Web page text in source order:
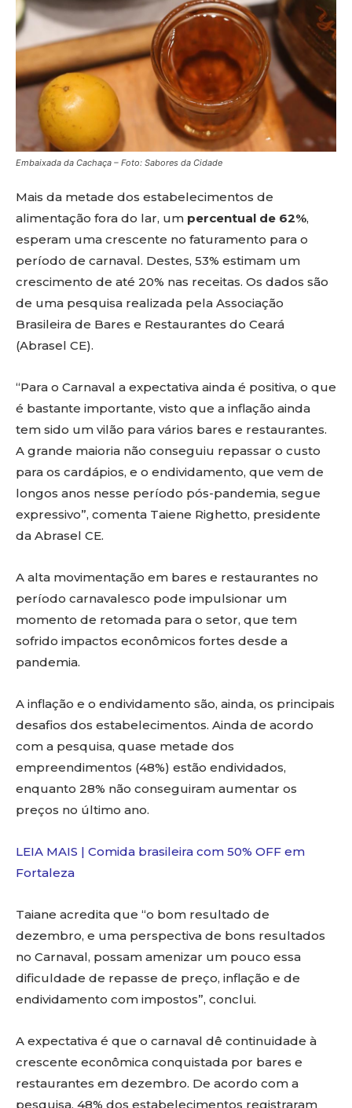
Embaixada da Cachaça – Foto: Sabores da Cidade
Mais da metade dos estabelecimentos de
alimentação fora do lar, um percentual de 62%,
esperam uma crescente no faturamento para o
período de carnaval. Destes, 53% estimam um
crescimento de até 20% nas receitas. Os dados são
de uma pesquisa realizada pela Associação
Brasileira de Bares e Restaurantes do Ceará
(Abrasel CE).
“Para o Carnaval a expectativa ainda é positiva, o que
é bastante importante, visto que a inflação ainda
tem sido um vilão para vários bares e restaurantes.
A grande maioria não conseguiu repassar o custo
para os cardápios, e o endividamento, que vem de
longos anos nesse período pós-pandemia, segue
expressivo”, comenta Taiene Righetto, presidente
da Abrasel CE.
A alta movimentação em bares e restaurantes no
período carnavalesco pode impulsionar um
momento de retomada para o setor, que tem
sofrido impactos econômicos fortes desde a
pandemia.
A inflação e o endividamento são, ainda, os principais
desafios dos estabelecimentos. Ainda de acordo
com a pesquisa, quase metade dos
empreendimentos (48%) estão endividados,
enquanto 28% não conseguiram aumentar os
preços no último ano.
LEIA MAIS | Comida brasileira com 50% OFF em
Fortaleza
Taiane acredita que “o bom resultado de
dezembro, e uma perspectiva de bons resultados
no Carnaval, possam amenizar um pouco essa
dificuldade de repasse de preço, inflação e de
endividamento com impostos”, conclui.
A expectativa é que o carnaval dê continuidade à
crescente econômica conquistada por bares e
restaurantes em dezembro. De acordo com a
pesquisa, 48% dos estabelecimentos registraram